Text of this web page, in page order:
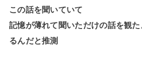
この話を聞いていて
記憶が薄れて聞いただけの話を観
るんだと推測